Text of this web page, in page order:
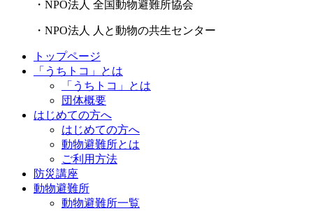
・NPO法人 全国動物避難所協会
・NPO法人 人と動物の共生センター
トップページ
「うちトコ」とは
「うちトコ」とは
団体概要
はじめての方へ
はじめての方へ
動物避難所とは
ご利用方法
防災講座
動物避難所
動物避難所一覧